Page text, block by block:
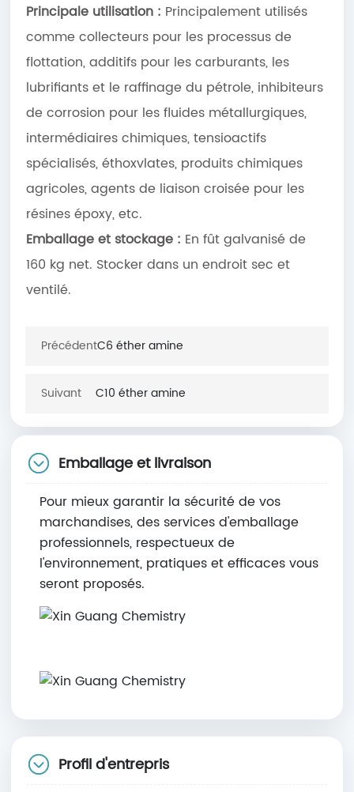
Principale utilisation : Principalement utilisés
comme collecteurs pour les processus de
flottation, additifs pour les carburants, les
lubrifiants et le raffinage du pétrole, inhibiteurs
de corrosion pour les fluides métallurgiques,
intermédiaires chimiques, tensioactifs
spécialisés, éthoxvlates, produits chimiques
agricoles, agents de liaison croisée pour les
résines époxy, etc.
Emballage et stockage : En fût galvanisé de
160 kg net. Stocker dans un endroit sec et
ventilé.
PrécédentC6 éther amine
Suivant C10 éther amine
Emballage et livraison
Pour mieux garantir la sécurité de vos
marchandises, des services d'emballage
professionnels, respectueux de
l'environnement, pratiques et efficaces vous
seront proposés.
Profil d'entrepris